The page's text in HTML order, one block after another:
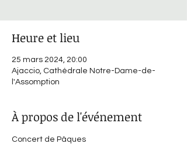
Heure et lieu
25 mars 2024, 20:00
Ajaccio, Cathédrale Notre-Dame-de-
l'Assomption
À propos de l'événement
Concert de Pâques